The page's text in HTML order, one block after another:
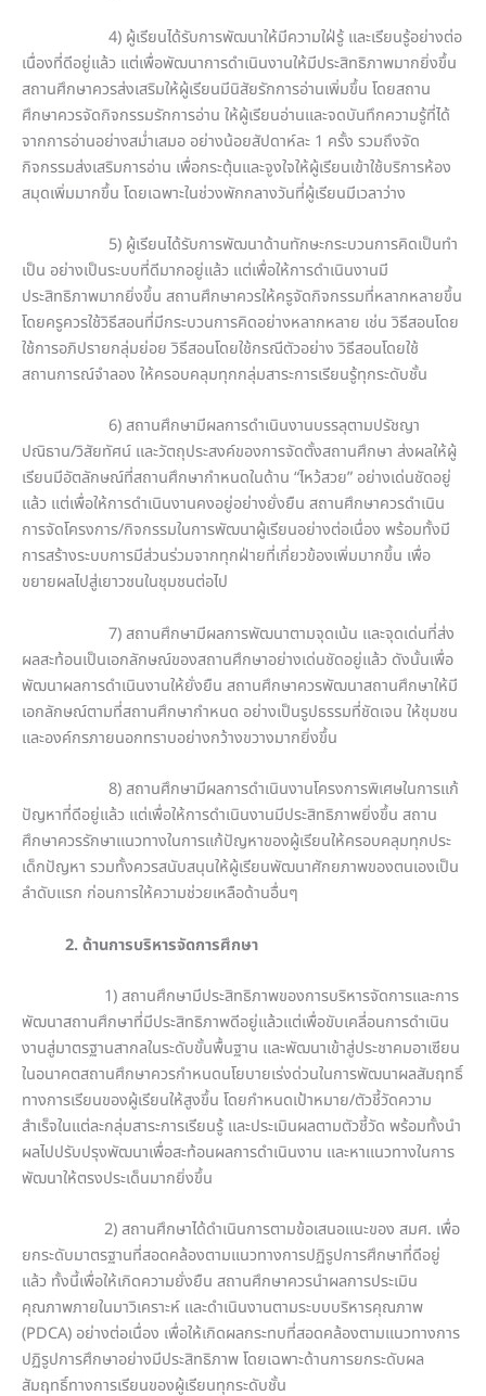
4) ผู้เรียนได้รับการพัฒนาให้มีความใฝ่รู้ และเรียนรู้อย่างต่อ
เนื่องที่ดีอยู่แล้ว แต่เพื่อพัฒนาการดำเนินงานให้มีประสิทธิภาพมากยิ่งขึ้น
สถานศึกษาควรส่งเสริมให้ผู้เรียนมีนิสัยรักการอ่านเพิ่มขึ้น โดยสถาน
ศึกษาควรจัดกิจกรรมรักการอ่าน ให้ผู้เรียนอ่านและจดบันทึกความรู้ที่ได้
จากการอ่านอย่างสม่ำเสมอ อย่างน้อยสัปดาห์ละ 1 ครั้ง รวมถึงจัด
กิจกรรมส่งเสริมการอ่าน เพื่อกระตุ้นและจูงใจให้ผู้เรียนเข้าใช้บริการห้อง
สมุดเพิ่มมากขึ้น โดยเฉพาะในช่วงพักกลางวันที่ผู้เรียนมีเวลาว่าง
5) ผู้เรียนได้รับการพัฒนาด้านทักษะกระบวนการคิดเป็นทำ
เป็น อย่างเป็นระบบที่ดีมากอยู่แล้ว แต่เพื่อให้การดำเนินงานมี
ประสิทธิภาพมากยิ่งขึ้น สถานศึกษาควรให้ครูจัดกิจกรรมที่หลากหลายขึ้น
โดยครูควรใช้วิธีสอนที่มีกระบวนการคิดอย่างหลากหลาย เช่น วิธีสอนโดย
ใช้การอภิปรายกลุ่มย่อย วิธีสอนโดยใช้กรณีตัวอย่าง วิธีสอนโดยใช้
สถานการณ์จำลอง ให้ครอบคลุมทุกกลุ่มสาระการเรียนรู้ทุกระดับชั้น
6) สถานศึกษามีผลการดำเนินงานบรรลุตามปรัชญา
ปณิธาน/วิสัยทัศน์ และวัตถุประสงค์ของการจัดตั้งสถานศึกษา ส่งผลให้ผู้
เรียนมีอัตลักษณ์ที่สถานศึกษากำหนดในด้าน “ไหว้สวย” อย่างเด่นชัดอยู่
แล้ว แต่เพื่อให้การดำเนินงานคงอยู่อย่างยั่งยืน สถานศึกษาควรดำเนิน
การจัดโครงการ/กิจกรรมในการพัฒนาผู้เรียนอย่างต่อเนื่อง พร้อมทั้งมี
การสร้างระบบการมีส่วนร่วมจากทุกฝ่ายที่เกี่ยวข้องเพิ่มมากขึ้น เพื่อ
ขยายผลไปสู่เยาวชนในชุมชนต่อไป
7) สถานศึกษามีผลการพัฒนาตามจุดเน้น และจุดเด่นที่ส่ง
ผลสะท้อนเป็นเอกลักษณ์ของสถานศึกษาอย่างเด่นชัดอยู่แล้ว ดังนั้นเพื่อ
พัฒนาผลการดำเนินงานให้ยั่งยืน สถานศึกษาควรพัฒนาสถานศึกษาให้มี
เอกลักษณ์ตามที่สถานศึกษากำหนด อย่างเป็นรูปธรรมที่ชัดเจน ให้ชุมชน
และองค์กรภายนอกทราบอย่างกว้างขวางมากยิ่งขึ้น
8) สถานศึกษามีผลการดำเนินงานโครงการพิเศษในการแก้
ปัญหาที่ดีอยู่แล้ว แต่เพื่อให้การดำเนินงานมีประสิทธิภาพยิ่งขึ้น สถาน
ศึกษาควรรักษาแนวทางในการแก้ปัญหาของผู้เรียนให้ครอบคลุมทุกประ
เด็กปัญหา รวมทั้งควรสนับสนุนให้ผู้เรียนพัฒนาศักยภาพของตนเองเป็น
ลำดับแรก ก่อนการให้ความช่วยเหลือด้านอื่นๆ
2. ด้านการบริหารจัดการศึกษา
1) สถานศึกษามีประสิทธิภาพของการบริหารจัดการและการ
พัฒนาสถานศึกษาที่มีประสิทธิภาพดีอยู่แล้วแต่เพื่อขับเคลี่อนการดำเนิน
งานสู่มาตรฐานสากลในระดับขั้นพื้นฐาน และพัฒนาเข้าสู่ประชาคมอาเซียน
ในอนาคตสถานศึกษาควรกำหนดนโยบายเร่งด่วนในการพัฒนาผลสัมฤทธิ์
ทางการเรียนของผู้เรียนให้สูงขึ้น โดยกำหนดเป้าหมาย/ตัวชี้วัดความ
สำเร็จในแต่ละกลุ่มสาระการเรียนรู้ และประเมินผลตามตัวชี้วัด พร้อมทั้งนำ
ผลไปปรับปรุงพัฒนาเพื่อสะท้อนผลการดำเนินงาน และหาแนวทางในการ
พัฒนาให้ตรงประเด็นมากยิ่งขึ้น
2) สถานศึกษาได้ดำเนินการตามข้อเสนอแนะของ สมศ. เพื่อ
ยกระดับมาตรฐานที่สอดคล้องตามแนวทางการปฏิรูปการศึกษาที่ดีอยู่
แล้ว ทั้งนี้เพื่อให้เกิดความยั่งยืน สถานศึกษาควรนำผลการประเมิน
คุณภาพภายในมาวิเคราะห์ และดำเนินงานตามระบบบริหารคุณภาพ
(PDCA) อย่างต่อเนื่อง เพื่อให้เกิดผลกระทบที่สอดคล้องตามแนวทางการ
ปฏิรูปการศึกษาอย่างมีประสิทธิภาพ โดยเฉพาะด้านการยกระดับผล
สัมฤทธิ์ทางการเรียนของผู้เรียนทุกระดับชั้น